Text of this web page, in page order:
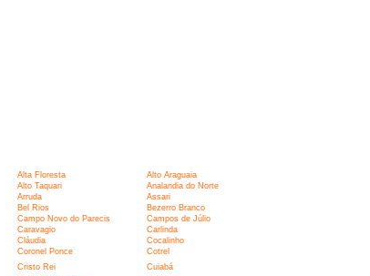
Alta Floresta
Alto Araguaia
Alto Taquari
Analandia do Norte
Arruda
Assari
Bel Rios
Bezerro Branco
Campo Novo do Parecis
Campos de Júlio
Caravagio
Carlinda
Cláudia
Cocalinho
Coronel Ponce
Cotrel
Cristo Rei
Cuiabá